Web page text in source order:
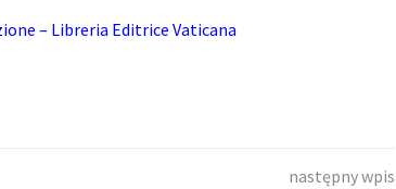
– Libreria Editrice Vaticana
następny wpis